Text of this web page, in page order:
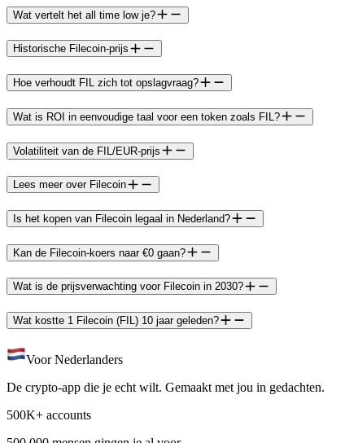
Wat vertelt het all time low je?
Historische Filecoin-prijs
Hoe verhoudt FIL zich tot opslagvraag?
Wat is ROI in eenvoudige taal voor een token zoals FIL?
Volatiliteit van de FIL/EUR-prijs
Lees meer over Filecoin
Is het kopen van Filecoin legaal in Nederland?
Kan de Filecoin-koers naar €0 gaan?
Wat is de prijsverwachting voor Filecoin in 2030?
Wat kostte 1 Filecoin (FIL) 10 jaar geleden?
Voor Nederlanders
De crypto-app die je echt wilt. Gemaakt met jou in gedachten.
500K+ accounts